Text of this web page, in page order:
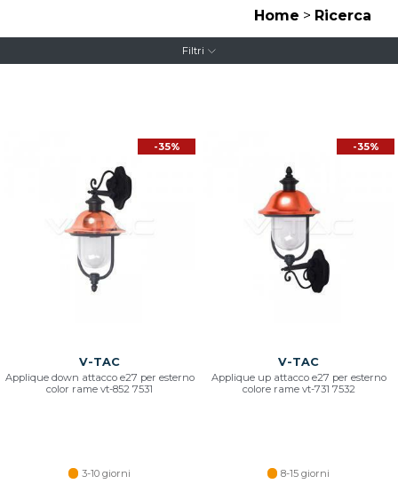
Home > Ricerca
Filtri
-35%
V-TAC
Applique down attacco e27 per esterno
color rame vt-852 7531
3-10 giorni
-35%
V-TAC
Applique up attacco e27 per esterno
colore rame vt-731 7532
8-15 giorni